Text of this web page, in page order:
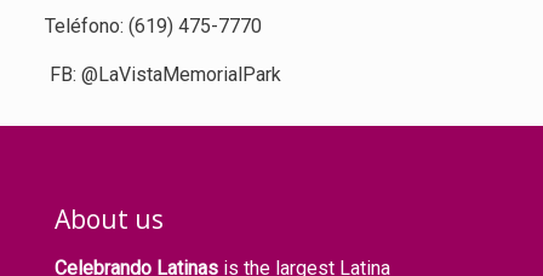
Teléfono: (619) 475-7770
FB: @LaVistaMemorialPark
About us
Celebrando Latinas is the largest Latina